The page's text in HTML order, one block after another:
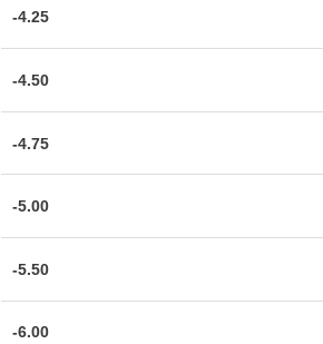
-4.25
-4.50
-4.75
-5.00
-5.50
-6.00